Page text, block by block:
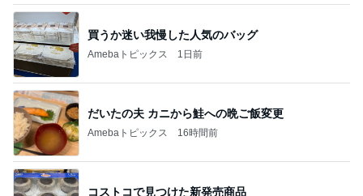
買うか迷い我慢した人気のバッグ
Amebaトピックス 1日前
だいたの夫 カニから鮭への晩ご飯変更
Amebaトピックス 16時間前
コストコで見つけた新発売商品